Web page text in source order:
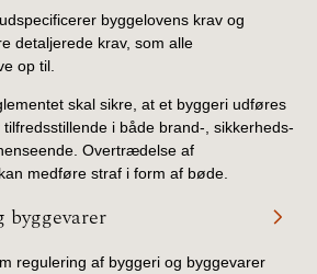
6
2020)
byggelovens krav og
detaljerede krav, som alle
op til.
skal sikre, at et byggeri udføres
i både brand-, sikkerheds-
Overtrædelse af
medføre straf i form af bøde.
regulering af byggeri og byggevarer